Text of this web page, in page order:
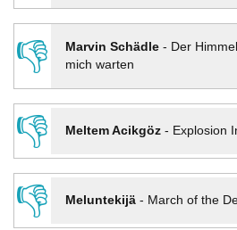
👎 Marvin Schädle- Der
mich warten
👎
Meltem Acikgöz- Explosion
👎
Meluntekijä- March of the